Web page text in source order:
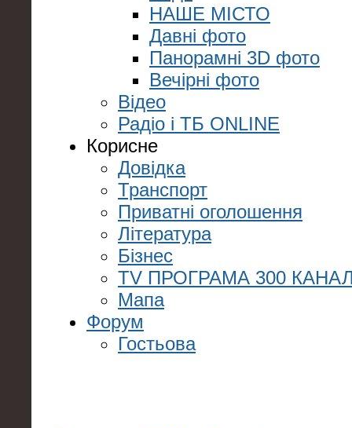
НАШЕ МІСТО
Давні фото
Панорамні 3D фото
Вечірні фото
Відео
Радіо і ТБ ONLINE
Корисне
Довідка
Транспорт
Приватні оголошення
Література
Бізнес
TV ПРОГРАМА 300
Мапа
Форум
Гостьова